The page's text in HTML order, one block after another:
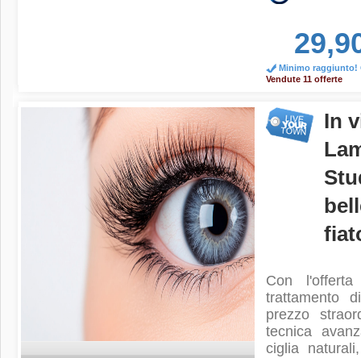
Minimo raggiunto!
Vendute 11 offerte
In
Con
trattamento
prezzo
tecnica
ciglia